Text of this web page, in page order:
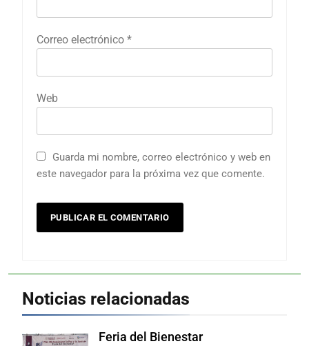
Correo electrónico *
Web
Guarda mi nombre, correo electrónico y web en
este navegador para la próxima vez que comente.
Noticias relacionadas
Feria del Bienestar